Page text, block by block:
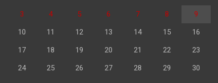
3 4 5 6 7 8 9
10 11 12 13 14 15 16
17 18 19 20 21 22 23
24 25 26 27 28 29 30